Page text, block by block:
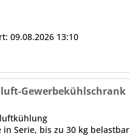
Tauwasserverdunstung
09.08.2026 13:10
Gewerbekühlschrank
in Serie, bis zu 30 kg belastbar